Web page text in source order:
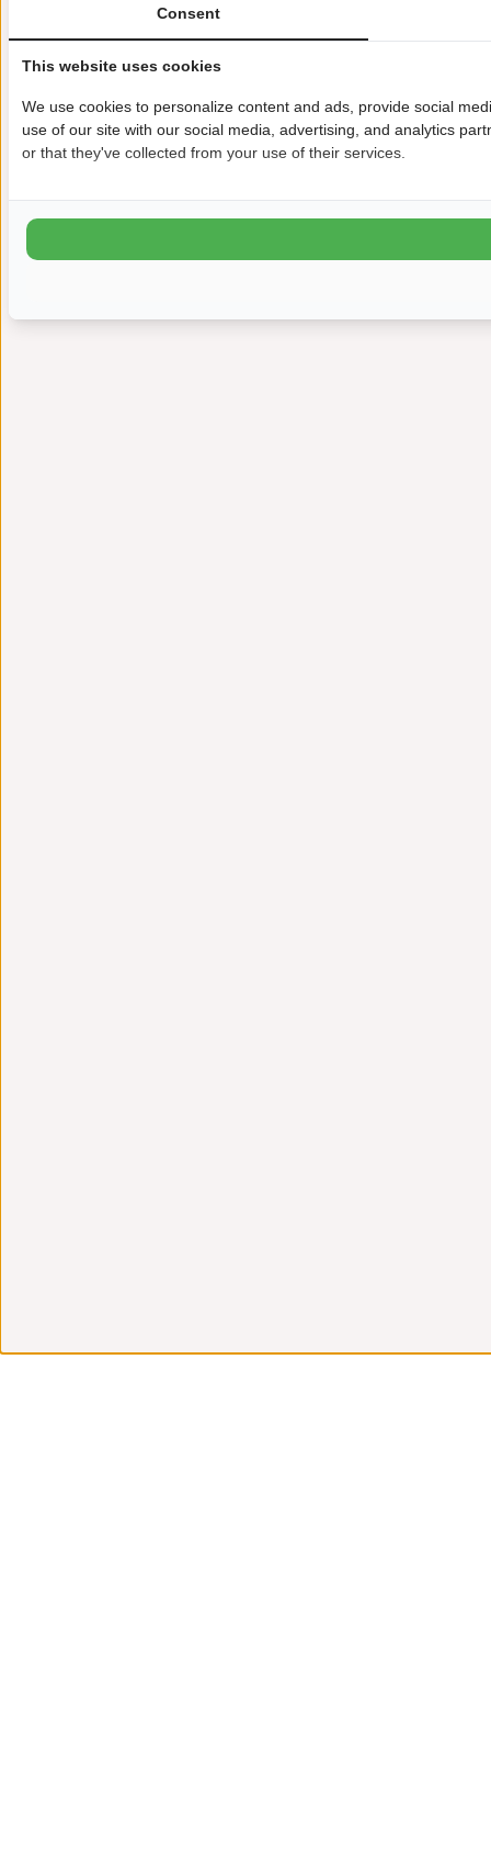
Consent
This website uses cookies
We use cookies to personalize content and ads, provide social
use of our site with our social media, advertising, and analytics
or that they've collected from your use of their services.